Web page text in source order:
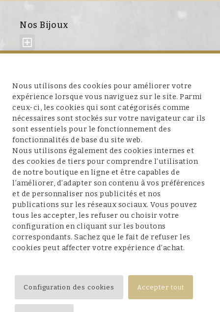
Nos Bijoux
À propos de nous
Service client
Conditions et mentions légales
Nous utilisons des cookies pour améliorer votre
expérience lorsque vous naviguez sur le site. Parmi
ceux-ci, les cookies qui sont catégorisés comme
nécessaires sont stockés sur votre navigateur car ils
sont essentiels pour le fonctionnement des
fonctionnalités de base du site web.
Nous utilisons également des cookies internes et
des cookies de tiers pour comprendre l’utilisation
de notre boutique en ligne et être capables de
l’améliorer, d’adapter son contenu à vos préférences
et de personnaliser nos publicités et nos
publications sur les réseaux sociaux. Vous pouvez
tous les accepter, les refuser ou choisir votre
configuration en cliquant sur les boutons
correspondants. Sachez que le fait de refuser les
cookies peut affecter votre expérience d’achat.
Configuration des cookies Accepter tout